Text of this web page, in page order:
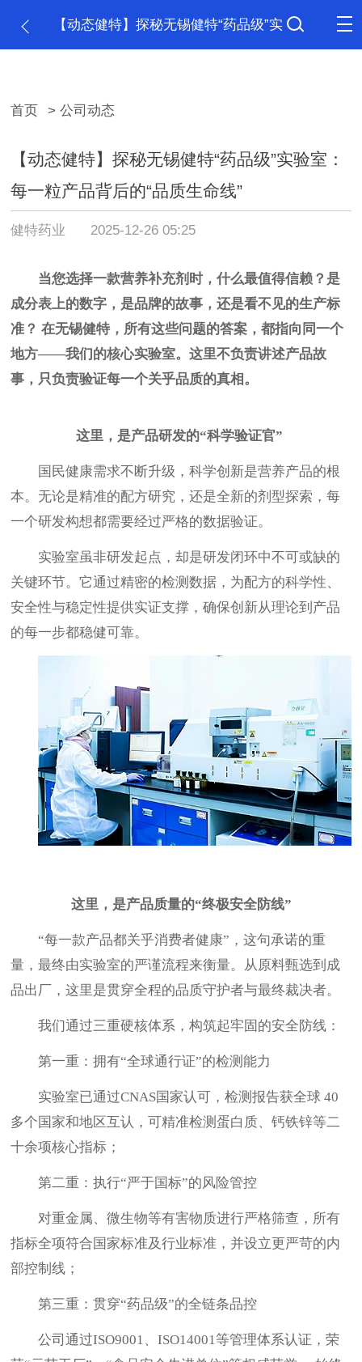
【动态健特】探秘无锡健特“药品级”实
首页 > 公司动态
【动态健特】探秘无锡健特“药品级”实验室：
每一粒产品背后的“品质生命线”
健特药业 2025-12-26 05:25
当您选择一款营养补充剂时，什么最值得信赖？是
成分表上的数字，是品牌的故事，还是看不见的生产标
准？在无锡健特，所有这些问题的答案，都指向同一个
地方——我们的核心实验室。这里不负责讲述产品故
事，只负责验证每一个关乎品质的真相。
这里，是产品研发的“科学验证官”
国民健康需求不断升级，科学创新是营养产品的根
本。无论是精准的配方研究，还是全新的剂型探索，每
一个研发构想都需要经过严格的数据验证。
实验室虽非研发起点，却是研发闭环中不可或缺的
关键环节。它通过精密的检测数据，为配方的科学性、
安全性与稳定性提供实证支撑，确保创新从理论到产品
的每一步都稳健可靠。
这里，是产品质量的“终极安全防线”
“每一款产品都关乎消费者健康”，这句承诺的重
量，最终由实验室的严谨流程来衡量。从原料甄选到成
品出厂，这里是贯穿全程的品质守护者与最终裁决者。
我们通过三重硬核体系，构筑起牢固的安全防线：
第一重：拥有“全球通行证”的检测能力
实验室已通过CNAS国家认可，检测报告获全球 40
多个国家和地区互认 ，可精准检测蛋白质、钙铁锌等二
十余项核心指标；
第二重：执行“严于国标”的风险管控
对重金属、微生物等有害物质进行严格筛查 ， 所有
指标全项符合国家标准及行业标准，并设立更严苛的内
部控制线；
第三重：贯穿“药品级”的全链条品控
公司通过ISO9001、ISO14001等管理体系认证 ，荣